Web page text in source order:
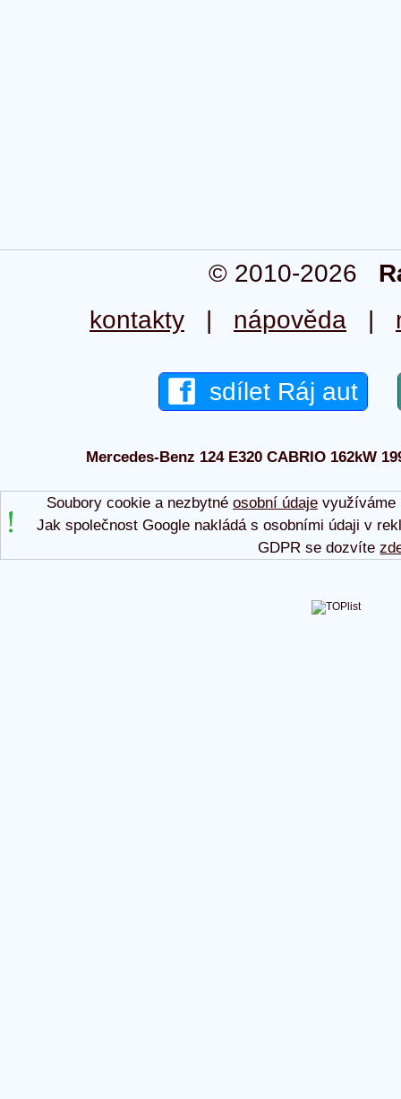
© 2010-2026
kontakty | nápověda |
sdílet Ráj aut
Mercedes-Benz 124 E320 CABRIO 162kW
Soubory cookie a nezbytné osobní údajevyužíváme
Jak společnost Google nakládá s osobními údaji v
GDPR se dozvíte